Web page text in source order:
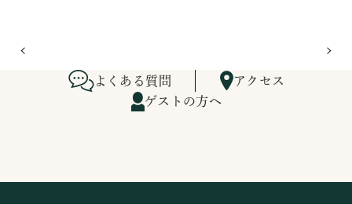
よくある質問
アクセス
ゲストの方へ